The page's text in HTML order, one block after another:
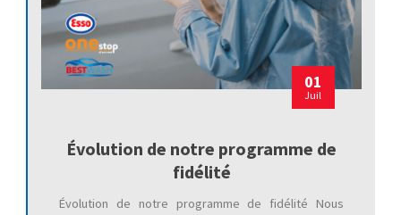
01
Juil
Évolution de notre programme de
fidélité
Évolution de notre programme de fidélité Nous